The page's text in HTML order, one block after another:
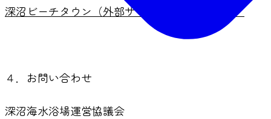
深沼ビーチタウン（外部サイトへリンクします）
４．お問い合わせ
深沼海水浴場運営協議会